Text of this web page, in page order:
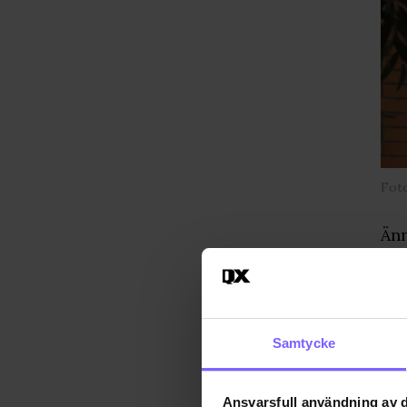
Samtycke
Ansvarsfull användning av
–